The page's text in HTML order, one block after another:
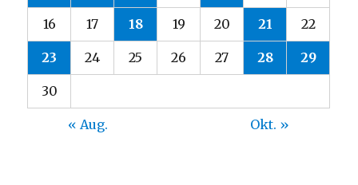
16 17 18 19 20 21 22
23 24 25 26 27 28 29
30
« Aug. Okt. »